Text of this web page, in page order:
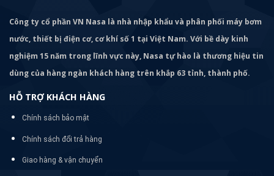
Công ty cổ phần VN Nasa là nhà nhập khẩu và phân phối máy bơm
nước, thiết bị điện cơ, cơ khí số 1 tại Việt Nam. Với bề dày kinh
nghiệm 15 năm trong lĩnh vực này, Nasa tự hào là thương hiệu tin
dùng của hàng ngàn khách hàng trên khắp 63 tỉnh, thành phố.
HỖ TRỢ KHÁCH HÀNG
Chính sách bảo mật
Chính sách đổi trả hàng
Giao hàng & vận chuyển